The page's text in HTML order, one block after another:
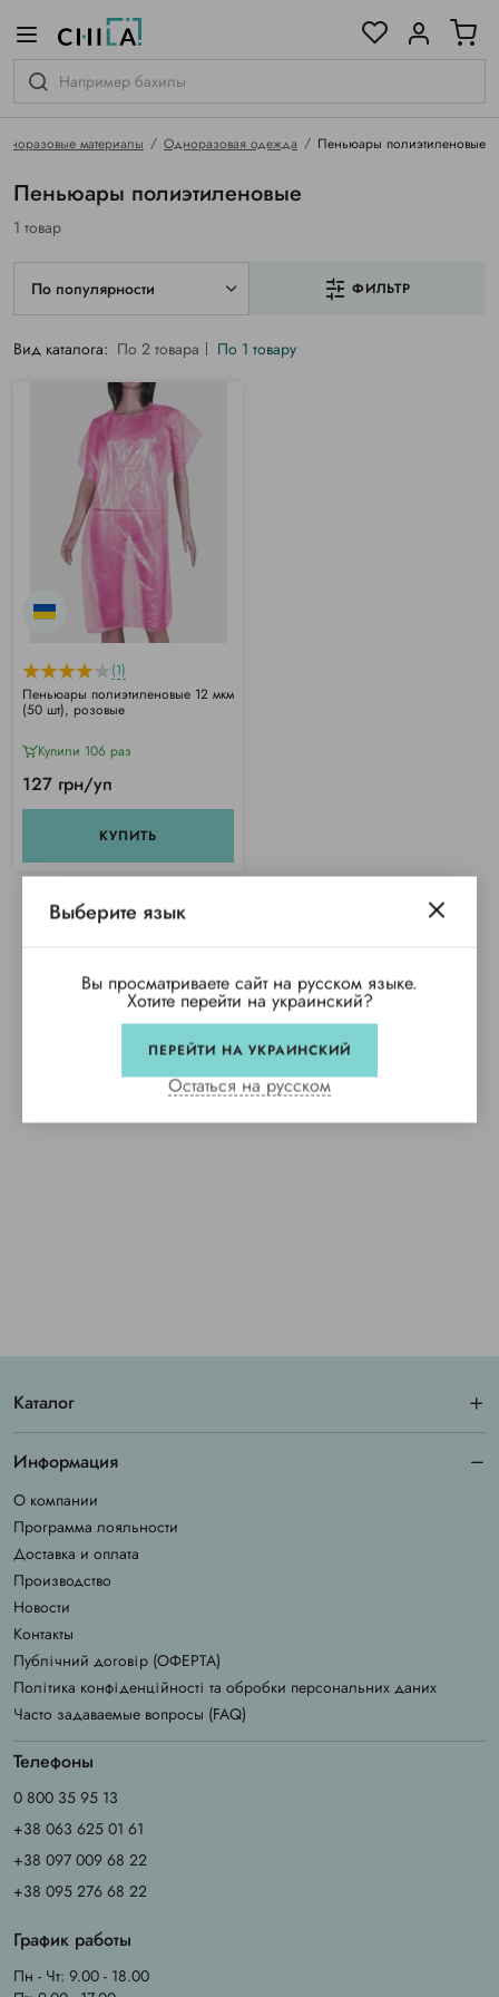
материалы Одноразовая одежда Пеньюары полиэтиленовые
Пеньюары полиэтиленовые
1 товар
По популярности ФИЛЬТР
Вид каталога: По 2 товара По 1 товару
(1)
Пеньюары полиэтиленовые 12 мкм
(50 шт), розовые
Купили 106 раз
127 грн/уп
КУПИТЬ
гамме
Выберите язык
Вы просматриваете сайт на русском языке.
Хотите перейти на украинский?
ПЕРЕЙТИ НА УКРАИНСКИЙ
Остаться на русском
Каталог
Информация
О компании
Программа лояльности
Доставка и оплата
Производство
Новости
Контакты
Публічний договір (ОФЕРТА)
Політика конфіденційності та обробки персональних даних
Часто задаваемые вопросы (FAQ)
Телефоны
0 800 35 95 13
+38 063 625 01 61
+38 097 009 68 22
+38 095 276 68 22
График работы
Пн - Чт: 9.00 - 18.00